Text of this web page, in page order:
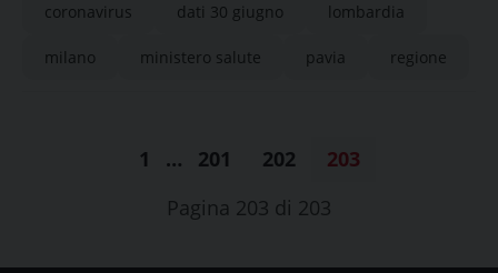
coronavirus dati 30 giugno lombardia
milano ministero salute pavia regione
1 … 201 202
203
Pagina 203 di 203